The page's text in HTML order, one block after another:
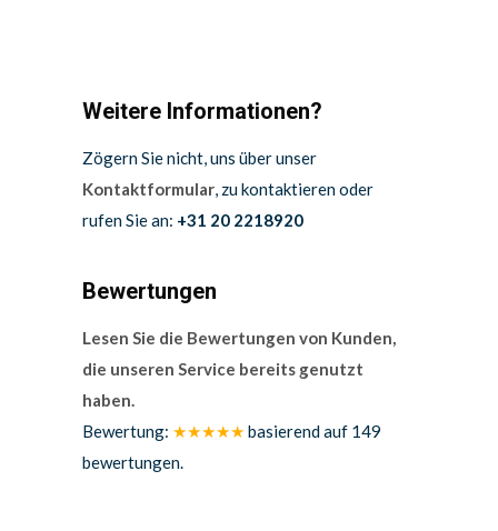
Weitere Informationen?
Zögern Sie nicht, uns über unser
Kontaktformular , zu kontaktieren oder
rufen Sie an: +31 20 2218920
Bewertungen
Lesen Sie die Bewertungen von Kunden,
die unseren Service bereits genutzt
haben.
Bewertung: ★★★★★ basierend auf 149
bewertungen.